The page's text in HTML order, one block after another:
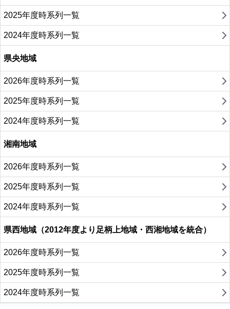
2025年度時系列一覧
2024年度時系列一覧
県央地域
2026年度時系列一覧
2025年度時系列一覧
2024年度時系列一覧
湘南地域
2026年度時系列一覧
2025年度時系列一覧
2024年度時系列一覧
県西地域（2012年度より足柄上地域・西湘地域を統合）
2026年度時系列一覧
2025年度時系列一覧
2024年度時系列一覧